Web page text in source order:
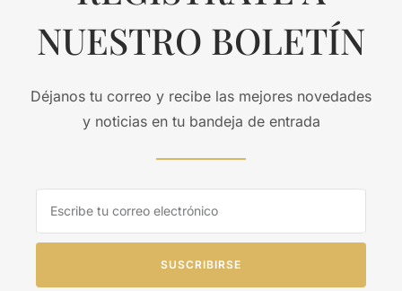
NUESTRO BOLETÍN
Déjanos tu correo y recibe las mejores novedades
y noticias en tu bandeja de entrada
SUSCRIBIRSE